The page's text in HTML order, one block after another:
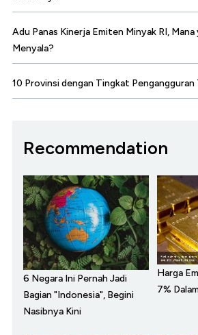
Adu Panas Kinerja Emiten Minyak RI, Mana
Menyala?
10 Provinsi dengan Tingkat
Recommendation
6 Negara Ini Pernah Jadi
Bagian "Indonesia", Begini
Nasibnya Kini
Harga
7%